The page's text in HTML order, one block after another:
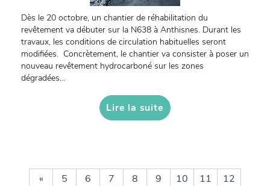
Dès le 20 octobre, un chantier de réhabilitation du
revêtement va débuter sur la N638 à Anthisnes. Durant les
travaux, les conditions de circulation habituelles seront
modifiées. Concrètement, le chantier va consister à poser un
nouveau revêtement hydrocarboné sur les zones
dégradées...
Lire la suite
« 5 6 7 8 9 10 11
12